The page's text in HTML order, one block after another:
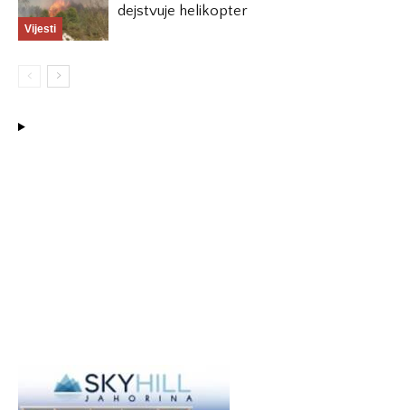
Vijesti
dejstvuje helikopter